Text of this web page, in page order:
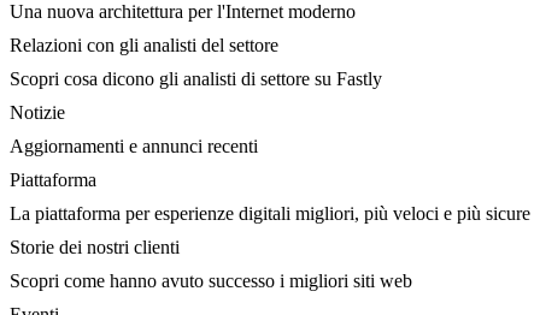
Una nuova architettura per l'Internet moderno
Relazioni con gli analisti del settore
Scopri cosa dicono gli analisti di settore su Fastly
Notizie
Aggiornamenti e annunci recenti
Piattaforma
La piattaforma per esperienze digitali migliori, più veloci e più sicure
Storie dei nostri clienti
Scopri come hanno avuto successo i migliori siti web